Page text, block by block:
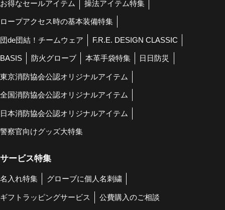
お得なセールアイテム 操法アイテム特集
ロープアクセス時の基本装備特集
団de団結！チームウェア F.R.E. DESIGN CLASSIC
BASIS 防火グローブ 本革手袋特集 日日防災
東京消防協会公認オリジナルアイテム
全国消防協会公認オリジナルアイテム
日本消防協会公認オリジナルアイテム
警察官向けグッズ大特集
サービス特集
名入れ特集 グローブに個人名刺繍
ギフトラッピングサービス 公費購入のご相談